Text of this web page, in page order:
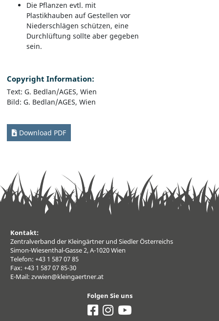
Die Pflanzen evtl. mit
Plastikhauben auf Gestellen vor
Niederschlägen schützen, eine
Durchlüftung sollte aber gegeben
sein.
Copyright Information:
Text: G. Bedlan/AGES, Wien
Bild: G. Bedlan/AGES, Wien
Download PDF
Kontakt:
Zentralverband der Kleingärtner und Siedler Österreichs
Simon-Wiesenthal-Gasse 2, A-1020 Wien
Telefon: +43 1 587 07 85
Fax: +43 1 587 07 85-30
E-Mail: zvwien@kleingaertner.at
Folgen Sie uns